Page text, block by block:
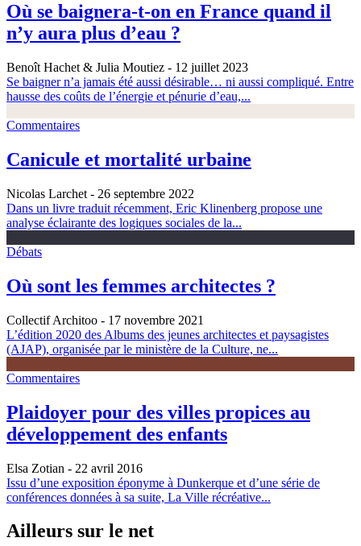
Où se baignera-t-on en France quand il
n’y aura plus d’eau ?
Benoît Hachet & Julia Moutiez - 12 juillet 2023
Se baigner n’a jamais été aussi désirable… ni aussi compliqué. Entre
hausse des coûts de l’énergie et pénurie d’eau,...
Commentaires
Canicule et mortalité urbaine
Nicolas Larchet - 26 septembre 2022
Dans un livre traduit récemment, Eric Klinenberg propose une
analyse éclairante des logiques sociales de la...
Débats
Où sont les femmes architectes ?
Collectif Architoo - 17 novembre 2021
L’édition 2020 des Albums des jeunes architectes et paysagistes
(AJAP), organisée par le ministère de la Culture, ne...
Commentaires
Plaidoyer pour des villes propices au
développement des enfants
Elsa Zotian - 22 avril 2016
Issu d’une exposition éponyme à Dunkerque et d’une série de
conférences données à sa suite, La Ville récréative...
Ailleurs sur le net